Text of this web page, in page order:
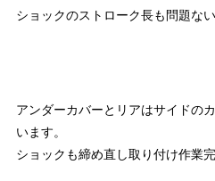
ショックのストローク長も問題ない
アンダーカバーとリアはサイドの
います。
ショックも締め直し取り付け作業完